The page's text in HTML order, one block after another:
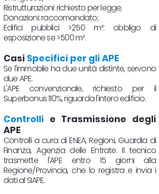
Ristrutturazioni: richiesto per legge;
Donazioni: raccomandato;
Edifici pubblici >250 m²: obbligo di
esposizione se >500 m².
Casi Specifici per gli APE
Se l'immobile ha due unità distinte, servono
due APE.
L'APE convenzionale, richiesto per il
Superbonus 110%, riguarda l'intero edificio.
Controlli e Trasmissione degli
APE
Controlli a cura di ENEA, Regioni, Guardia di
Finanza, Agenzia delle Entrate. Il tecnico
trasmette l'APE entro 15 giorni alla
Regione/Provincia, che lo registra e invia i
dati al SIAPE.